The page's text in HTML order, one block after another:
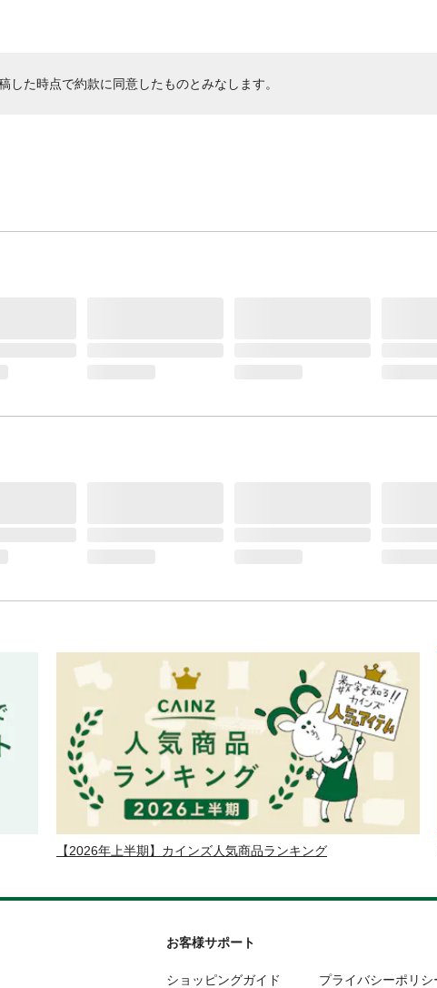
した時点で約款に同意したものとみなします。
【2026年上半期】カインズ人気商品ランキング
お客様サポート
ショッピングガイド プライバシーポリシ